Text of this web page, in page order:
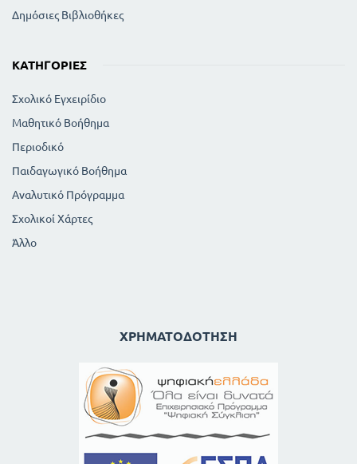
Δημόσιες Βιβλιοθήκες
ΚΑΤΗΓΟΡΊΕΣ
Σχολικό Εγχειρίδιο
Μαθητικό Βοήθημα
Περιοδικό
Παιδαγωγικό Βοήθημα
Αναλυτικό Πρόγραμμα
Σχολικοί Χάρτες
Άλλο
ΧΡΗΜΑΤΟΔΌΤΗΣΗ